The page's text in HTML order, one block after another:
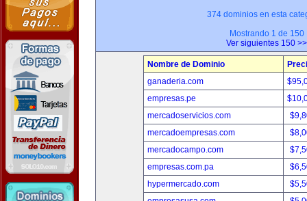
374 dominios en esta
Mostrando 1 de 150
Ver siguientes 150 >>
Nombre de Dominio
ganaderia.com
empresas.pe
mercadoservicios.com
mercadoempresas.com
mercadocampo.com
empresas.com.pa
hypermercado.com